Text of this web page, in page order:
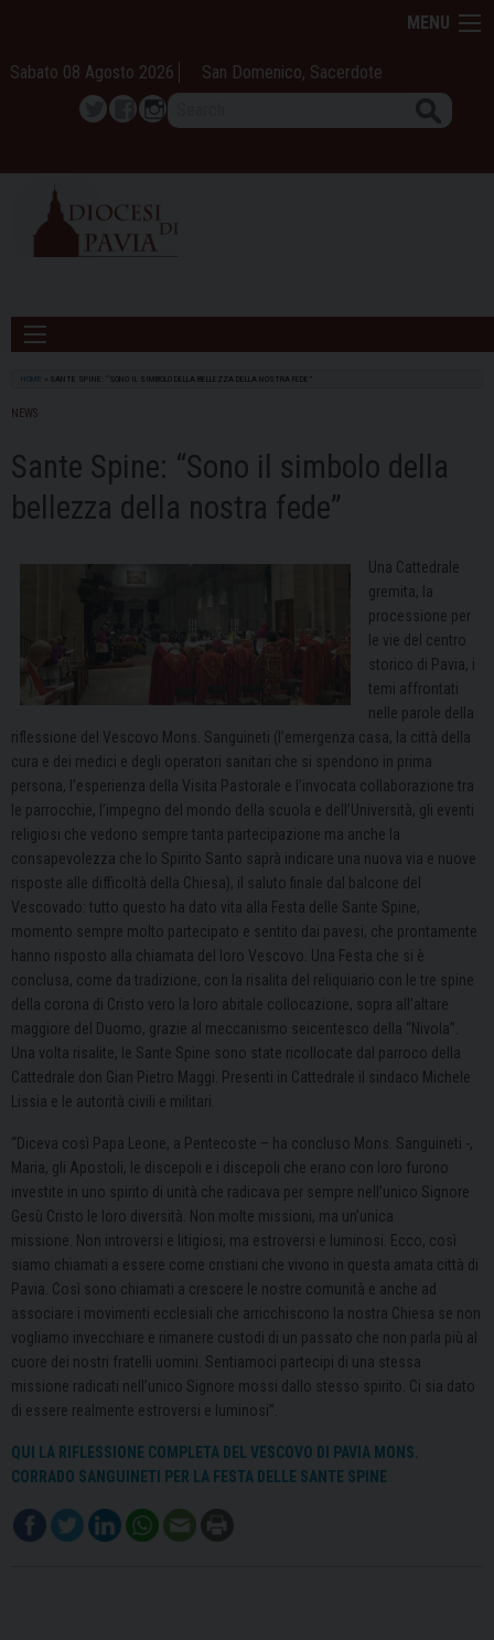
content
MENU
Sabato 08 Agosto 2026 San Domenico, Sacerdote
TwitterFacebook
Instagram
HOME SANTE SPINE: “SONO IL SIMBOLO DELLA BELLEZZA DELLA NOSTRA FEDE”
NEWS
Sante Spine: “Sono il simbolo della
bellezza della nostra fede”
Una Cattedrale
gremita, la
processione per
le vie del centro
storico di Pavia, i
temi affrontati
nelle parole della
riflessione del Vescovo Mons. Sanguineti (l’emergenza casa, la città della
cura e dei medici e degli operatori sanitari che si spendono in prima
persona, l’esperienza della Visita Pastorale e l’invocata collaborazione tra
le parrocchie, l’impegno del mondo della scuola e dell’Università, gli eventi
religiosi che vedono sempre tanta partecipazione ma anche la
consapevolezza che lo Spirito Santo saprà indicare una nuova via e nuove
risposte alle difficoltà della Chiesa), il saluto finale dal balcone del
Vescovado: tutto questo ha dato vita alla Festa delle Sante Spine,
momento sempre molto partecipato e sentito dai pavesi, che prontamente
hanno risposto alla chiamata del loro Vescovo. Una Festa che si è
conclusa, come da tradizione, con la risalita del reliquiario con le tre spine
della corona di Cristo vero la loro abitale collocazione, sopra all’altare
maggiore del Duomo, grazie al meccanismo seicentesco della “Nivola”.
Una volta risalite, le Sante Spine sono state ricollocate dal parroco della
Cattedrale don Gian Pietro Maggi. Presenti in Cattedrale il sindaco Michele
Lissia e le autorità civili e militari.
“Diceva così Papa Leone, a Pentecoste – ha concluso Mons. Sanguineti -,
Maria, gli Apostoli, le discepoli e i discepoli che erano con loro furono
investite in uno spirito di unità che radicava per sempre nell’unico Signore
Gesù Cristo le loro diversità. Non molte missioni, ma un’unica
missione. Non introversi e litigiosi, ma estroversi e luminosi. Ecco, così
siamo chiamati a essere come cristiani che vivono in questa amata città di
Pavia. Così sono chiamati a crescere le nostre comunità e anche ad
associare i movimenti ecclesiali che arricchiscono la nostra Chiesa se non
vogliamo invecchiare e rimanere custodi di un passato che non parla più al
cuore dei nostri fratelli uomini. Sentiamoci partecipi di una stessa
missione radicati nell’unico Signore mossi dallo stesso spirito. Ci sia dato
di essere realmente estroversi e luminosi”.
QUI LA RIFLESSIONE COMPLETA DEL VESCOVO DI PAVIA MONS.
CORRADO SANGUINETI PER LA FESTA DELLE SANTE SPINE